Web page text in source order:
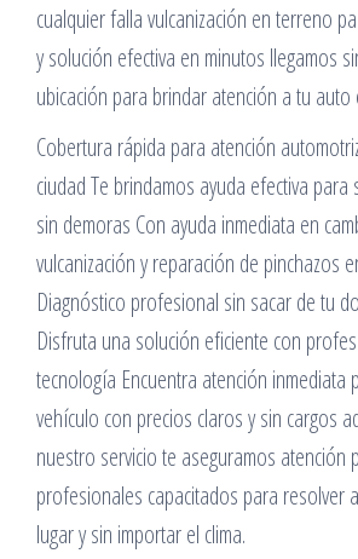
cualquier falla vulcanización en terreno
y solución efectiva en minutos llegamos
ubicación para brindar atención a tu auto
Cobertura rápida para atención
ciudad Te brindamos ayuda efectiva para
sin demoras Con ayuda inmediata en
vulcanización y reparación de pinchazos
Diagnóstico profesional sin sacar de tu
Disfruta una solución eficiente con
tecnología Encuentra atención inmediata
vehículo con precios claros y sin cargos
nuestro servicio te aseguramos atención
profesionales capacitados para resolver
lugar y sin importar el clima.